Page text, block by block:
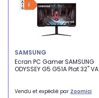
SAMSUNG
Ecran PC Gamer SAMSUNG
ODYSSEY G5 G51A Plat 32'' VA
Vendu et expédié par Zoomici